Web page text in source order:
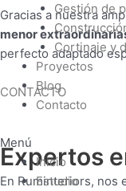
Gestión de
Cortinaje y
Proyectos
Blog
Contacto
Menú
Inicio
Estudio
Gracias a nuestra
menor
perfecto adaptado
CONTACTO
Expertos
En Ruminteriors, nos